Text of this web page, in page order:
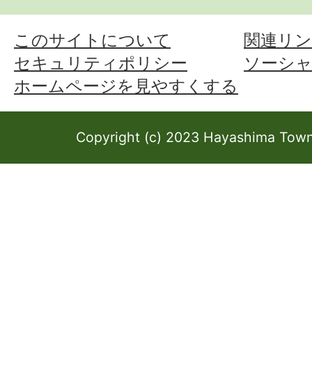
このサイトについて
関連リ
セキュリティポリシー
ソーシ
ホームページを見やすくする
Copyright (c) 2023 Hayashima